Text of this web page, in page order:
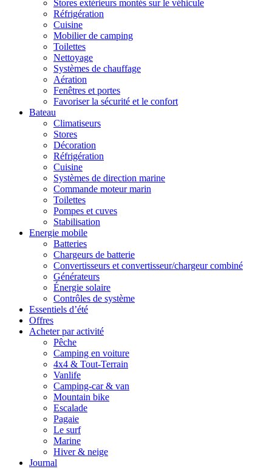
Stores extérieurs montés sur le véhicule
Réfrigération
Cuisine
Mobilier de camping
Toilettes
Nettoyage
Systèmes de chauffage
Aération
Fenêtres et portes
Favoriser la sécurité et le confort
Bateau
Climatiseurs
Stores
Décoration
Réfrigération
Cuisine
Systèmes de direction marine
Commande moteur marin
Toilettes
Pompes et cuves
Stabilisation
Energie mobile
Batteries
Chargeurs de batterie
Convertisseurs et convertisseur/chargeur combiné
Générateurs
Énergie solaire
Contrôles de système
Essentiels d’été
Offres
Acheter par activité
Pêche
Camping en voiture
4x4 & Tout-Terrain
Vanlife
Camping-car & van
Mountain bike
Escalade
Pagaie
Le surf
Marine
Hiver & neige
Journal